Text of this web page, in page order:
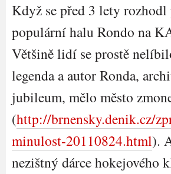
Když se před 3 lety
populární halu Rondo na
Většině lidí se prostě
legenda a autor Ronda,
jubileum, mělo město
(http://brnensky.denik.cz/
minulost-20110824.html).
nezištný dárce hokejového